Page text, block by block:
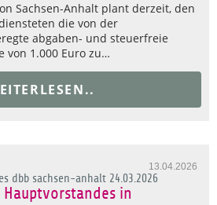
Sachsen-Anhalt plant derzeit, den
die von der
abgaben- und steuerfreie
von 1.000 Euro zu…
13.04.2026
dbb sachsen-anhalt 24.03.2026
in